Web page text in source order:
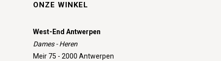
ONZE WINKEL
West-End Antwerpen
Dames - Heren
Meir 75 - 2000 Antwerpen